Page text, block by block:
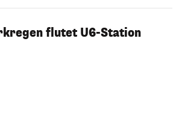
flutet U6-Station